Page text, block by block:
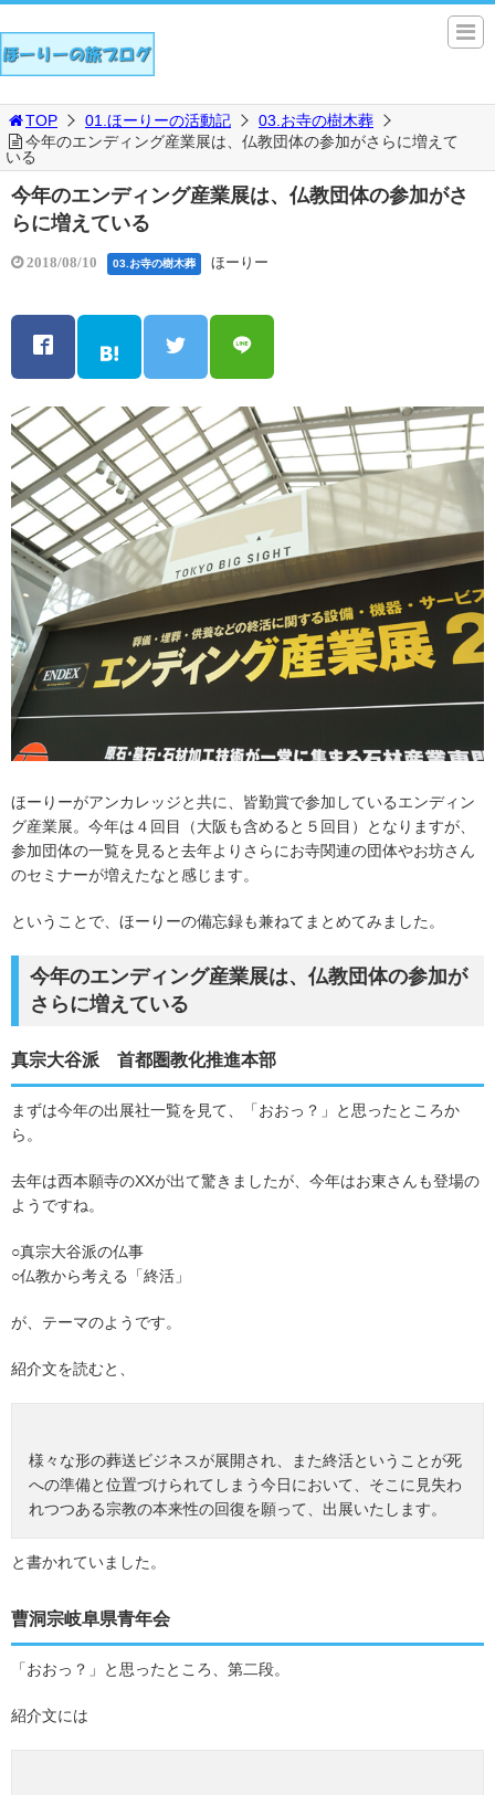
TOP 01.ほーりーの活動記
03.お寺の樹木葬
今年のエンディング産業展は、仏教団体の参加がさらに増えて
いる
今年のエンディング産業展は、仏教団体の参加がさ
らに増えている
2018/08/10 03.お寺の樹木葬 ほーりー
ほーりーがアンカレッジと共に、皆勤賞で参加しているエンディン
グ産業展。今年は４回目（大阪も含めると５回目）となりますが、
参加団体の一覧を見ると去年よりさらにお寺関連の団体やお坊さん
のセミナーが増えたなと感じます。
ということで、ほーりーの備忘録も兼ねてまとめてみました。
今年のエンディング産業展は、仏教団体の参加が
さらに増えている
真宗大谷派 首都圏教化推進本部
まずは今年の出展社一覧を見て、「おおっ？」と思ったところか
ら。
去年は西本願寺のXXが出て驚きましたが、今年はお東さんも登場の
ようですね。
○真宗大谷派の仏事
○仏教から考える「終活」
が、テーマのようです。
紹介文を読むと、
様々な形の葬送ビジネスが展開され、また終活ということが死
への準備と位置づけられてしまう今日において、そこに見失わ
れつつある宗教の本来性の回復を願って、出展いたします。
と書かれていました。
曹洞宗岐阜県青年会
「おおっ？」と思ったところ、第二段。
紹介文には